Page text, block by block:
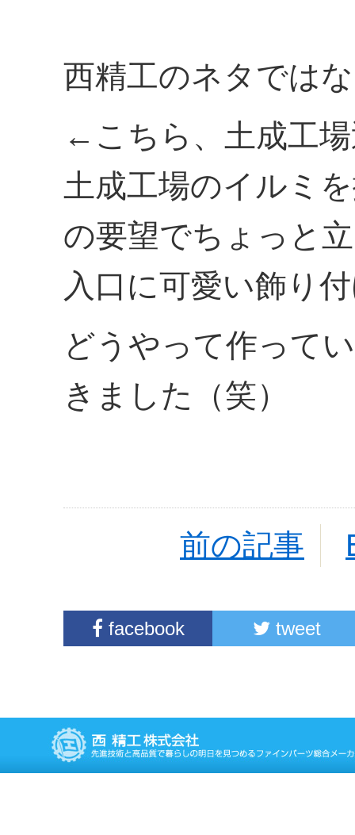
西精工のネタでは
←こちら、土成工
土成工場のイルミ
の要望でちょっと
入口に可愛い飾り
どうやって作って
きました（笑）
前の記事
facebook tweet